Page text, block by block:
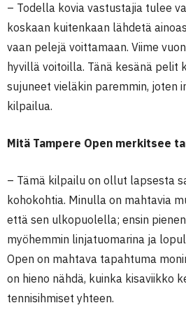
– Todella kovia vastustajia tulee
koskaan kuitenkaan lähdetä
vaan pelejä voittamaan. Viime
hyvillä voitoilla. Tänä kesänä pelit
sujuneet vieläkin paremmin, joten
kilpailua.
Mitä Tampere Open merkitsee
– Tämä kilpailu on ollut lapsesta
kohokohtia. Minulla on mahtavia
että sen ulkopuolella; ensin
myöhemmin linjatuomarina ja
Open on mahtava tapahtuma
on hieno nähdä, kuinka kisaviikko
tennisihmiset yhteen.